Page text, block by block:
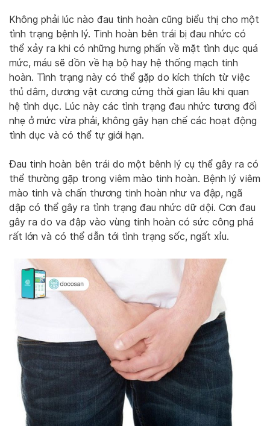
Không phải lúc nào đau tinh hoàn cũng biểu thị cho một
tình trạng bệnh lý. Tinh hoàn bên trái bị đau nhức có
thể xảy ra khi có những hưng phấn về mặt tình dục quá
mức, máu sẽ dồn về hạ bộ hay hệ thống mạch tinh
hoàn. Tình trạng này có thể gặp do kích thích từ việc
thủ dâm, dương vật cương cứng thời gian lâu khi quan
hệ tình dục. Lúc này các tình trạng đau nhức tương đối
nhẹ ở mức vừa phải, không gây hạn chế các hoạt động
tình dục và có thể tự giới hạn.
Đau tinh hoàn bên trái do một bênh lý cụ thể gây ra có
thể thường gặp trong viêm mào tinh hoàn. Bệnh lý viêm
mào tinh và chấn thương tinh hoàn như va đập, ngã
dập có thể gây ra tình trạng đau nhức dữ dội. Cơn đau
gây ra do va đập vào vùng tinh hoàn có sức công phá
rất lớn và có thể dẫn tới tình trạng sốc, ngất xỉu.